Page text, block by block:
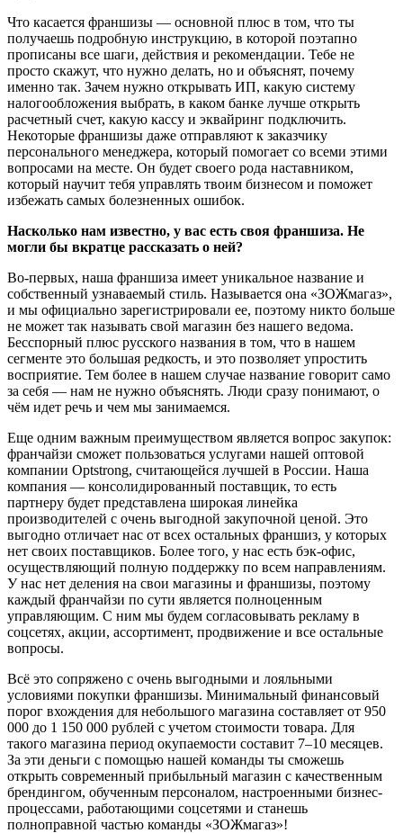
Что касается франшизы — основной плюс в том, что ты
получаешь подробную инструкцию, в которой поэтапно
прописаны все шаги, действия и рекомендации. Тебе не
просто скажут, что нужно делать, но и объяснят, почему
именно так. Зачем нужно открывать ИП, какую систему
налогообложения выбрать, в каком банке лучше открыть
расчетный счет, какую кассу и эквайринг подключить.
Некоторые франшизы даже отправляют к заказчику
персонального менеджера, который помогает со всеми этими
вопросами на месте. Он будет своего рода наставником,
который научит тебя управлять твоим бизнесом и поможет
избежать самых болезненных ошибок.
Насколько нам известно, у вас есть своя франшиза. Не
могли бы вкратце рассказать о ней?
Во-первых, наша франшиза имеет уникальное название и
собственный узнаваемый стиль. Называется она «ЗОЖмагаз»,
и мы официально зарегистрировали ее, поэтому никто больше
не может так называть свой магазин без нашего ведома.
Бесспорный плюс русского названия в том, что в нашем
сегменте это большая редкость, и это позволяет упростить
восприятие. Тем более в нашем случае название говорит само
за себя — нам не нужно объяснять. Люди сразу понимают, о
чём идет речь и чем мы занимаемся.
Еще одним важным преимуществом является вопрос закупок:
франчайзи сможет пользоваться услугами нашей оптовой
компании Optstrong, считающейся лучшей в России. Наша
компания — консолидированный поставщик, то есть
партнеру будет представлена широкая линейка
производителей с очень выгодной закупочной ценой. Это
выгодно отличает нас от всех остальных франшиз, у которых
нет своих поставщиков. Более того, у нас есть бэк-офис,
осуществляющий полную поддержку по всем направлениям.
У нас нет деления на свои магазины и франшизы, поэтому
каждый франчайзи по сути является полноценным
управляющим. С ним мы будем согласовывать рекламу в
соцсетях, акции, ассортимент, продвижение и все остальные
вопросы.
Всё это сопряжено с очень выгодными и лояльными
условиями покупки франшизы. Минимальный финансовый
порог вхождения для небольшого магазина составляет от 950
000 до 1 150 000 рублей с учетом стоимости товара. Для
такого магазина период окупаемости составит 7–10 месяцев.
За эти деньги с помощью нашей команды ты сможешь
открыть современный прибыльный магазин с качественным
брендингом, обученным персоналом, настроенными бизнес-
процессами, работающими соцсетями и станешь
полноправной частью команды «ЗОЖмагаз»!